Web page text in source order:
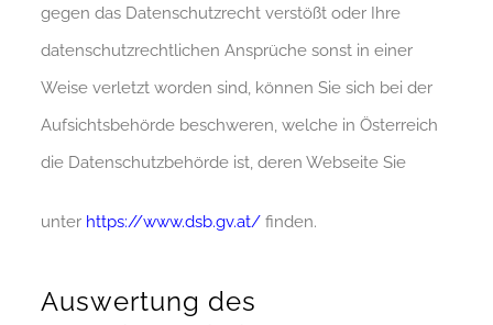
gegen das Datenschutzrecht verstößt oder Ihre
datenschutzrechtlichen Ansprüche sonst in einer
Weise verletzt worden sind, können Sie sich bei der
Aufsichtsbehörde beschweren, welche in Österreich
die Datenschutzbehörde ist, deren Webseite Sie
unter https://www.dsb.gv.at/ finden.
Auswertung des